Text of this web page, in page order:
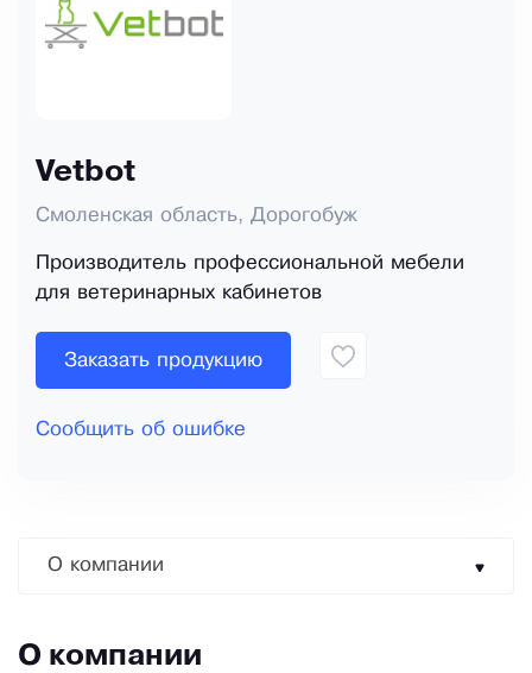
Vetbot
Смоленская область, Дорогобуж
Производитель профессиональной мебели
для ветеринарных кабинетов
Заказать продукцию
Сообщить об ошибке
О компании
О компании